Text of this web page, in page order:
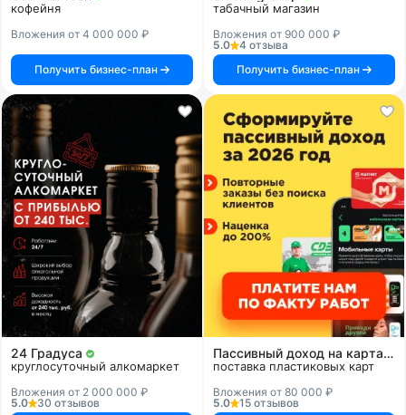
кофейня
Вложения от 4 000 000 ₽
Получить бизнес-план
табачный магазин
Вложения от 900 000 ₽
5.0
4 отзыва
Получить бизнес-план
24 Градуса
круглосуточный алкомаркет
Вложения от 2 000 000 ₽
5.0
30 отзывов
Пассивный доход на картах и системах
поставка пластиковых карт
Вложения от 80 000 ₽
5.0
15 отзывов